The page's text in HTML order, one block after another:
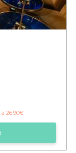
26.90€